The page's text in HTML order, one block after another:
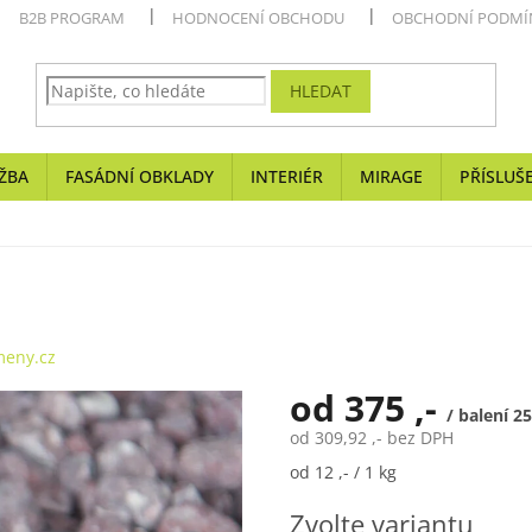
B2B PROGRAM HODNOCENÍ OBCHODU OBCHODNÍ
HLEDAT
FASÁDNÍ OBKLADY INTERIÉR MIRAGE
od 375 ,- / balení
od 309,92 ,- bez DPH
Měrná
od 12 ,- / 1 kg
Zvolte variantu